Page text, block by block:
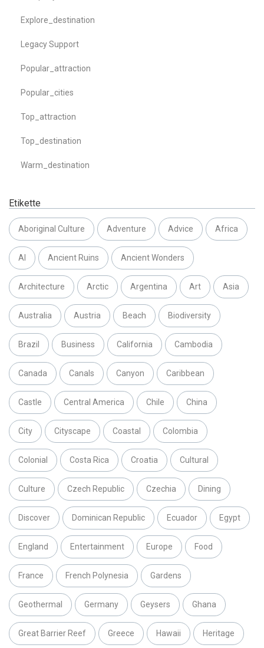
Explore_destination
Legacy Support
Popular_attraction
Popular_cities
Top_attraction
Top_destination
Warm_destination
Etikette
Aboriginal Culture Adventure Advice Africa
AI Ancient Ruins Ancient Wonders
Architecture Arctic Argentina Art Asia
Australia Austria Beach Biodiversity
Brazil Business California Cambodia
Canada Canals Canyon Caribbean
Castle Central America Chile China
City Cityscape Coastal Colombia
Colonial Costa Rica Croatia Cultural
Culture Czech Republic Czechia Dining
Discover Dominican Republic Ecuador Egypt
England Entertainment Europe Food
France French Polynesia Gardens
Geothermal Germany Geysers Ghana
Great Barrier Reef Greece Hawaii Heritage